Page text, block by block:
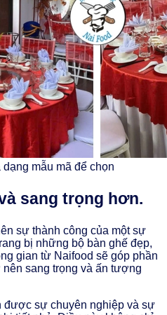
mẫu mã để chọn
sang trọng hơn.
sự thành công của một sự
bị những bộ bàn ghế đẹp,
gian từ Naifood sẽ góp phần
sang trọng và ấn tượng
được sự chuyên nghiệp và sự